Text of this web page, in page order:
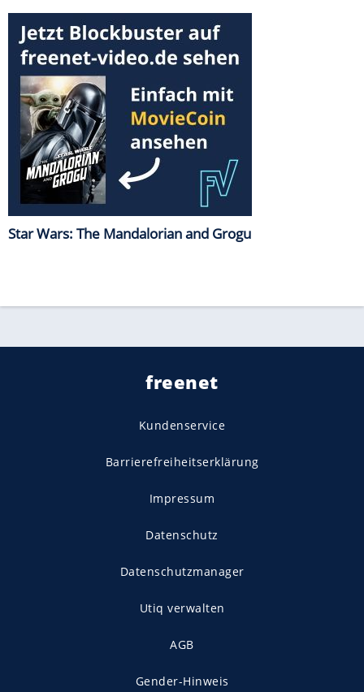
Star Wars: The Mandalorian and Grogu
freenet
Kundenservice
Barrierefreiheitserklärung
Impressum
Datenschutz
Datenschutzmanager
Utiq verwalten
AGB
Gender-Hinweis